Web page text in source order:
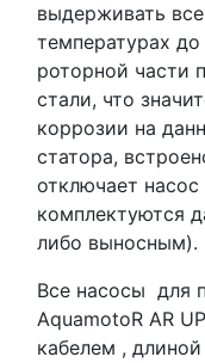
выдерживать
температурах
роторной части
стали, что
коррозии на
статора,
отключает
комплектуются
либо выносным).
Все насосы для
AquamotoR AR
кабелем ,